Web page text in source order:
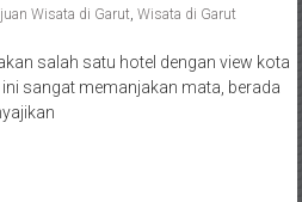
Wisata di Garut, Wisata di Garut
salah satu hotel dengan view kota
sangat memanjakan mata, berada